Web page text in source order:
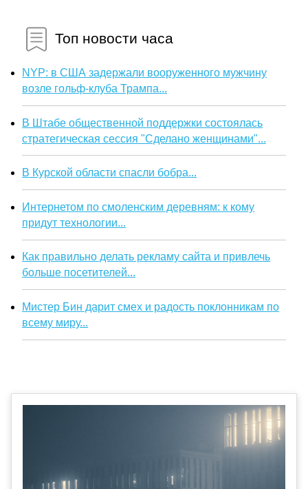
Топ новости часа
NYP: в США задержали вооруженного мужчину
возле гольф-клуба Трампа...
В Штабе общественной поддержки состоялась
стратегическая сессия "Сделано женщинами"...
В Курской области спасли бобра...
Интернетом по смоленским деревням: к кому
придут технологии...
Как правильно делать рекламу сайта и привлечь
больше посетителей...
Мистер Бин дарит смех и радость поклонникам по
всему миру...